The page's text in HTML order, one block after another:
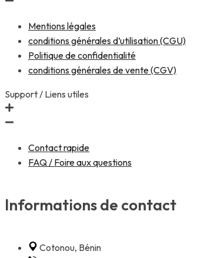
Mentions légales
conditions générales d’utilisation (CGU)
Politique de confidentialité
conditions générales de vente (CGV)
Support / Liens utiles
Contact rapide
FAQ / Foire aux questions
Informations de contact
Cotonou, Bénin